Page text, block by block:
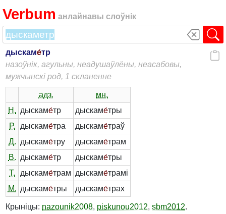
Verbum анлайнавы слоўнік
дыскаме́тр
назоўнік, агульны, неадушаўлёны, неасабовы,
мужчынскі род, 1 скланенне
адз.
мн.
Н. дыскаме́тр дыскаме́тры
Р.
дыскаме́тра дыскаме́траў
Д. дыскаме́тру дыскаме́трам
В. дыскаме́тр дыскаме́тры
Т.
дыскаме́трам дыскаме́трамі
М. дыскаме́тры дыскаме́трах
Крыніцы: nazounik2008, piskunou2012, sbm2012.